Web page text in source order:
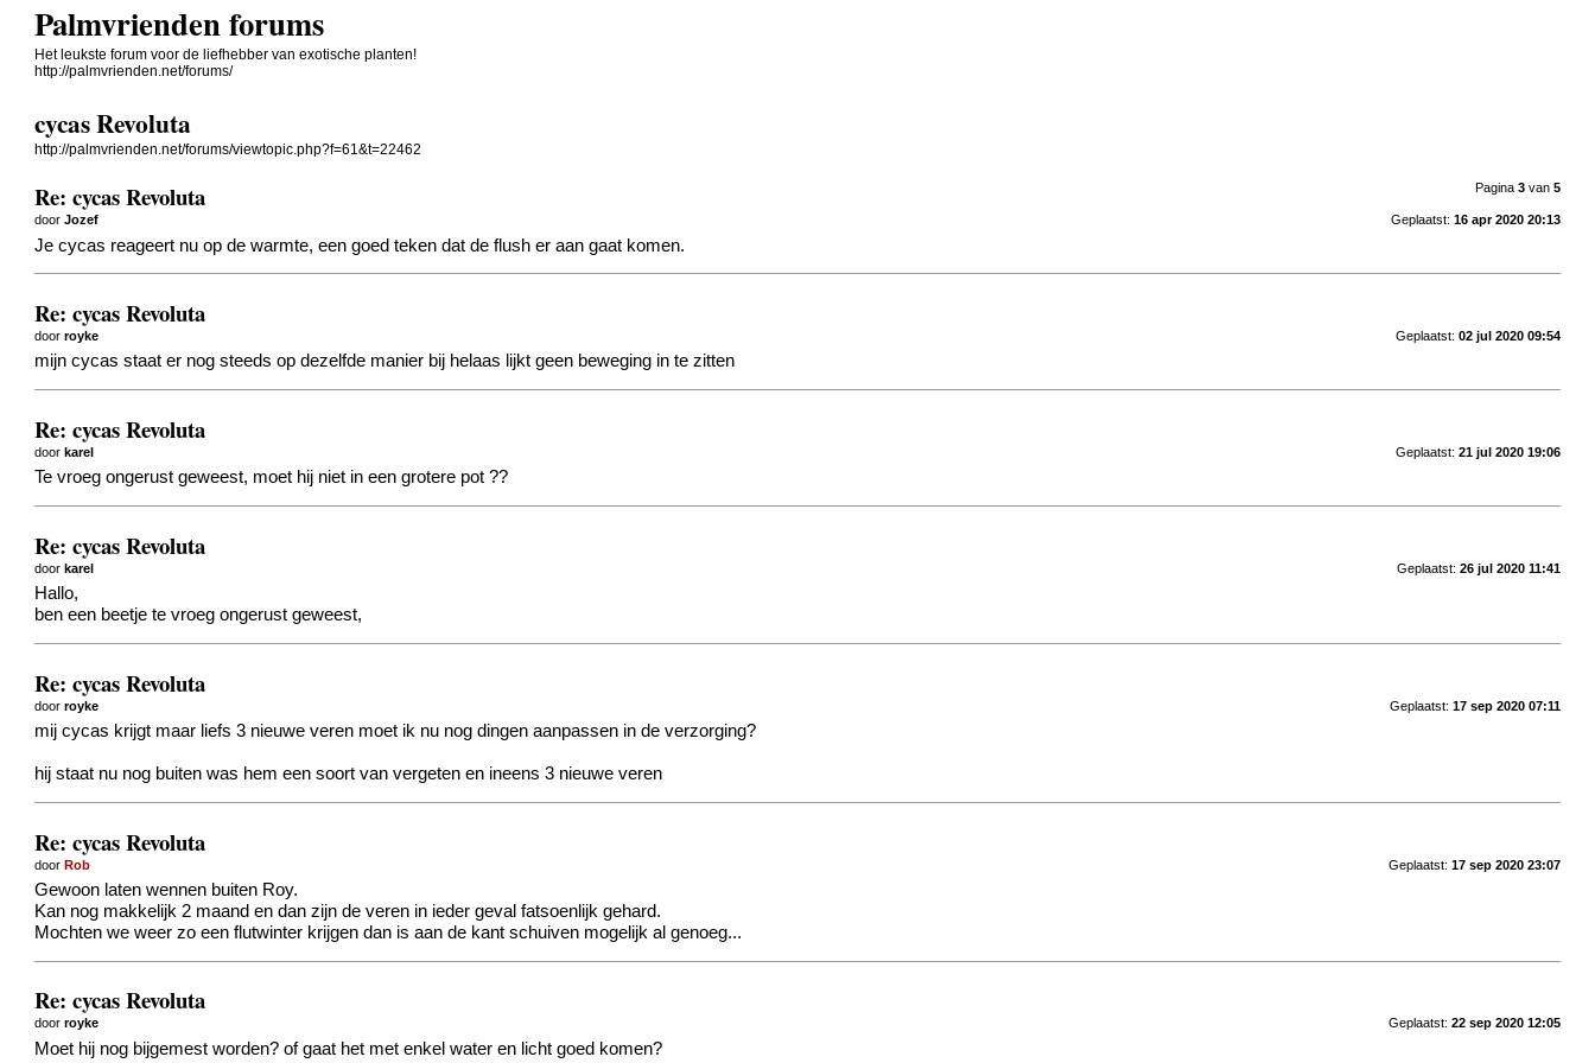
Palmvrienden forums
Het leukste forum voor de liefhebber van exotische planten!
http://palmvrienden.net/forums/
cycas Revoluta
http://palmvrienden.net/forums/viewtopic.php?f=61&t=22462
Pagina 3van 5
Re: cycas Revoluta
Geplaatst: 16 apr 2020 20:13
doorJozef
Je cycas reageert nu op de warmte, een goed teken dat de flush er aan gaat komen.
Re: cycas Revoluta
Geplaatst: 02 jul 2020 09:54
doorroyke
mijn cycas staat er nog steeds op dezelfde manier bij helaas lijkt geen beweging in te zitten
Re: cycas Revoluta
Geplaatst: 21 jul 2020 19:06
doorkarel
Te vroeg ongerust geweest, moet hij niet in een grotere pot ??
Re: cycas Revoluta
Geplaatst: 26 jul 2020 11:41
doorkarel
Hallo,
ben een beetje te vroeg ongerust geweest,
Re: cycas Revoluta
Geplaatst: 17 sep 2020 07:11
doorroyke
mij cycas krijgt maar liefs 3 nieuwe veren moet ik nu nog dingen aanpassen in de verzorging?
hij staat nu nog buiten was hem een soort van vergetenen ineens 3 nieuwe veren
Re: cycas Revoluta
Geplaatst: 17 sep 2020 23:07
doorRob
Gewoon laten wennen buiten Roy.
Kan nog makkelijk 2 maand en dan zijn de veren in ieder geval fatsoenlijk gehard.
Mochten we weer zo een flutwinter krijgen dan is aan de kant schuiven mogelijk al genoeg...
Re: cycas Revoluta
Geplaatst: 22 sep 2020 12:05
doorroyke
Moet hij nog bijgemest worden? of gaat het met enkel water en licht goed komen?